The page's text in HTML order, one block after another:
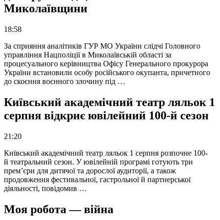
Миколаївщини
18:58
За сприяння аналітиків ГУР МО України слідчі Головного
управління Нацполіції в Миколаївській області за
процесуального керівництва Офісу Генерального прокурора
України встановили особу російського окупанта, причетного
до скоєння воєнного злочину під …
Київський академічний театр ляльок 1
серпня відкриє ювілейний 100-й сезон
21:20
Київський академічний театр ляльок 1 серпня розпочне 100-
й театральний сезон. У ювілейній програмі готують три
прем’єри для дитячої та дорослої аудиторії, а також
продовження фестивальної, гастрольної й партнерської
діяльності, повідомив …
Моя робота — війна